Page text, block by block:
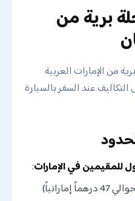
برية من
من الإمارات العربية
عند السفر بالسيارة
للمقيمين في الإمارات:
الرسوم: 5 ريالات عُمانية (حوالي 47 درهماً إماراتياً)